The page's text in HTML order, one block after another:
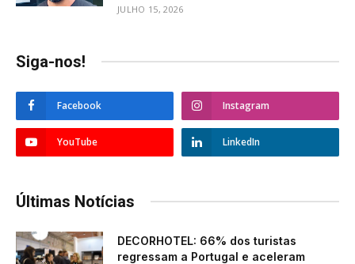
JULHO 15, 2026
Siga-nos!
Facebook Instagram
YouTube LinkedIn
Últimas Notícias
DECORHOTEL: 66% dos turistas
regressam a Portugal e aceleram